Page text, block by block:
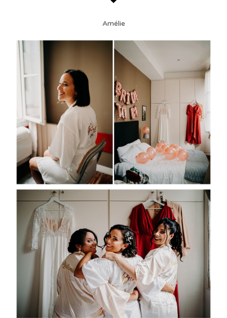
Amélie